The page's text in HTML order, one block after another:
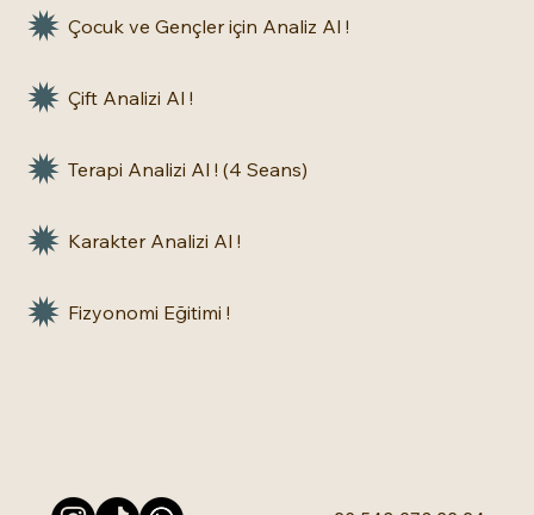
Karakter Analizi Al !
Çocuk ve Gençler için Analiz Al !
Terapi Analizi Al ! (4 Seans)
Çift Analizi Al !
Fizyonomi Eğitimi !